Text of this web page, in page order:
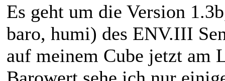
Es geht um die Version
baro, humi) des ENV.III
auf meinem Cube jetzt am